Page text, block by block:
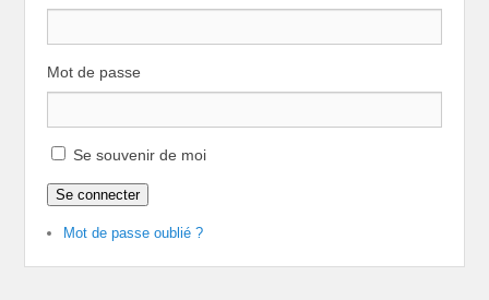
Mot de passe
Se souvenir de moi
Se connecter
Mot de passe oublié ?